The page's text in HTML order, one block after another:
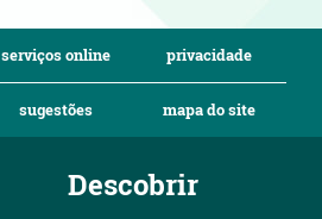
serviços online privacidade
sugestões mapa do site
Descobrir